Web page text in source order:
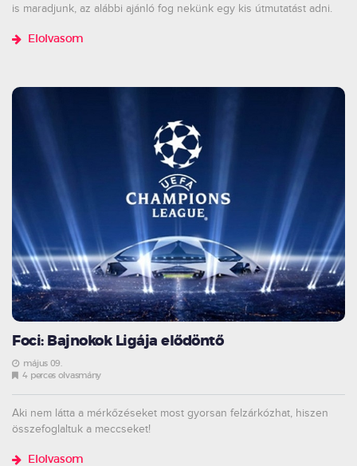
is maradjunk, az alábbi ajánló fog nekünk egy kis útmutatást adni.
Elolvasom
Foci: Bajnokok Ligája elődöntő
május 09.
4 perces olvasmány
Aki nem látta a mérkőzéseket most gyorsan felzárkózhat, hiszen
összefoglaltuk a meccseket!
Elolvasom